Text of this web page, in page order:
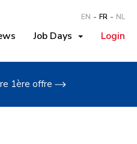
EN FR NL
Job Days Login
1ère offre